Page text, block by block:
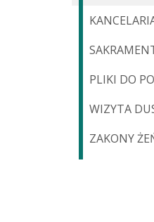
PLIKI DO
WIZYTA
ZAKONY